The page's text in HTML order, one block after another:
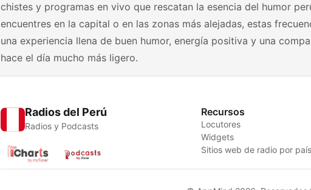
chistes y programas en vivo que rescatan la esencia del humor
encuentres en la capital o en las zonas más alejadas, estas
una experiencia llena de buen humor, energía positiva y una
hace el día mucho más ligero.
Radios del Perú
Radios y Podcasts
Recursos
Locutores
Widgets
Sitios web de radio por